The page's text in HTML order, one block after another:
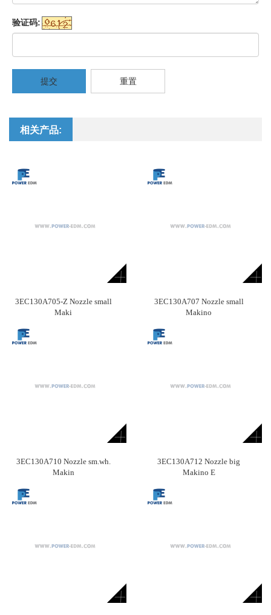
验证码:
提交 重置
相关产品:
3EC130A705-Z Nozzle small
Maki
3EC130A707 Nozzle small
Makino
3EC130A710 Nozzle sm.wh.
Makin
3EC130A712 Nozzle big
Makino E